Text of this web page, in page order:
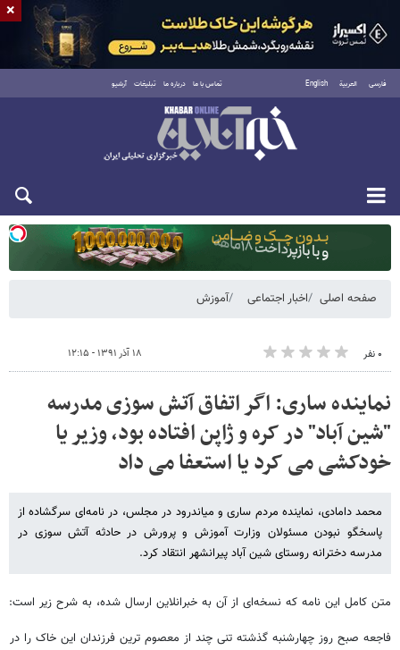
فارسی العربية English تماس با ما درباره ما تبلیغات آرشیو
دوشنبه ۱۹ مرداد ۱۴۰۵
صفحه اصلی اخبار اجتماعی آموزش
۰ نفر ۱۸ آذر ۱۳۹۱ - ۱۲:۱۵
نماینده ساری: اگر اتفاق آتش سوزی مدرسه
"شین آباد" در کره و ژاپن افتاده بود، وزیر یا
خودکشی می کرد یا استعفا می داد
محمد دامادی، نماینده مردم ساری و میاندرود در مجلس، در نامه‌ای سرگشاده از
پاسخگو نبودن مسئولان وزارت آموزش و پرورش در حادثه آتش سوزی در
مدرسه دخترانه روستای شین آباد پیرانشهر انتقاد کرد.
متن کامل این نامه‌‌ که نسخه‌ای از آن به خبرانلاین ارسال شده، به شرح زیر است:
فاجعه صبح روز چهارشنبه گذشته تنی چند از معصوم ترین فرزندان این خاک را در
×